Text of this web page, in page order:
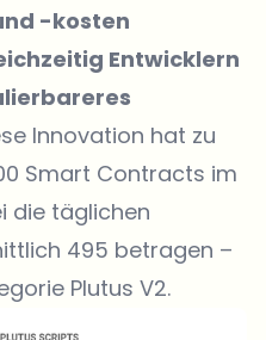
-kosten
Entwicklern
Innovation hat zu
Smart Contracts im
die täglichen
495 betragen –
Plutus V2.